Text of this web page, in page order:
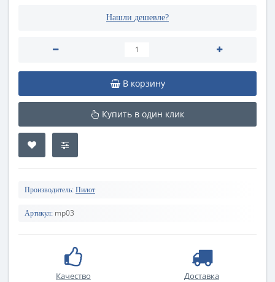
Нашли дешевле?
В корзину
Купить в один клик
Производитель: Пилот
Артикул: mp03
Качество Доставка